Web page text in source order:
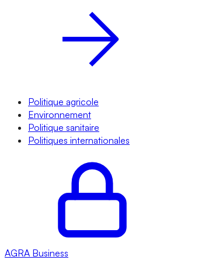
Politique agricole
Environnement
Politique sanitaire
Politiques internationales
AGRA Business